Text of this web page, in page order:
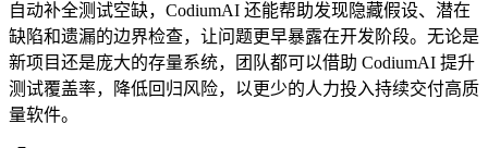
自动补全测试空缺，CodiumAI 还能帮助发现隐藏假设、潜在
缺陷和遗漏的边界检查，让问题更早暴露在开发阶段。无论是
新项目还是庞大的存量系统，团队都可以借助 CodiumAI 提升
测试覆盖率，降低回归风险，以更少的人力投入持续交付高质
量软件。